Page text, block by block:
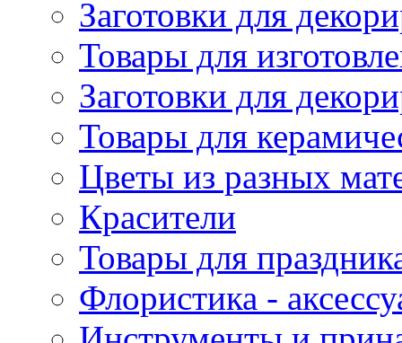
Заготовки для
Товары для
Заготовки для
Товары для
Цветы из разных
Красители
Товары для
Флористика -